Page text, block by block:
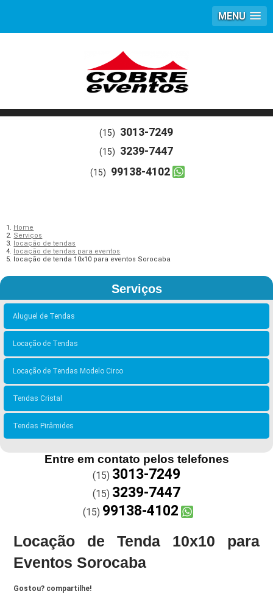
MENU
(15) 3013-7249
(15) 3239-7447
(15) 99138-4102
Home
Serviços
locação de tendas
locação de tendas para eventos
locação de tenda 10x10 para eventos Sorocaba
Serviços
Aluguel de Tendas
Locação de Tendas
Locação de Tendas Modelo Circo
Tendas Cristal
Tendas Pirâmides
Entre em contato pelos telefones
(15) 3013-7249
(15) 3239-7447
(15) 99138-4102
Locação de Tenda 10x10 para
Eventos Sorocaba
Gostou? compartilhe!